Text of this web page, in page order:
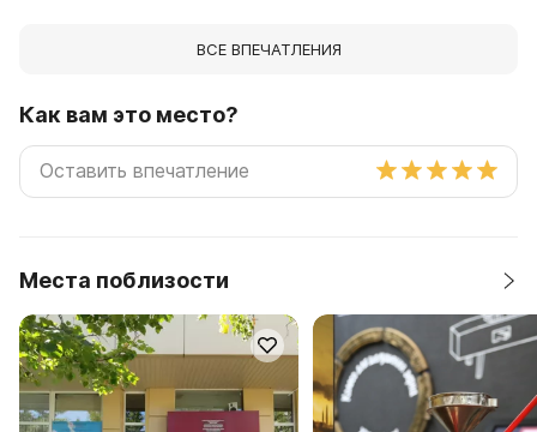
ВСЕ ВПЕЧАТЛЕНИЯ
Как вам это место?
Места поблизости